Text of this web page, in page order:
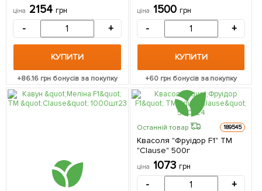
ціна 2154 грн
- +
КУПИТИ
+86.16грн бонусів за покупку
ціна 1500 грн
- +
КУПИТИ
+60грн бонусів за покупку
Останній товар 189545
Квасоля "Фруідор F1" ТМ
"Clause" 500г
ціна 1073 грн
- +